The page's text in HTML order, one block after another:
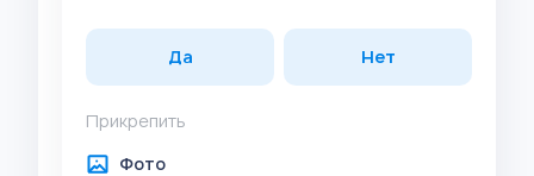
Да Нет
Прикрепить
Фото